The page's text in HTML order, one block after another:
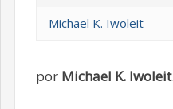
Michael K. Iwoleit
por Michael K. Iwoleit.